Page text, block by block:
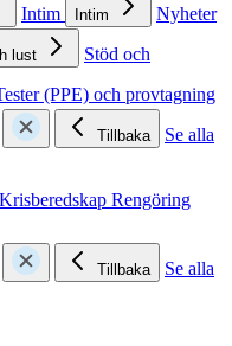
Intim Intim
Nyheter
lust
Stöd och
(PPE) och provtagning
Tillbaka
Se alla
Krisberedskap Rengöring
Tillbaka
Se alla